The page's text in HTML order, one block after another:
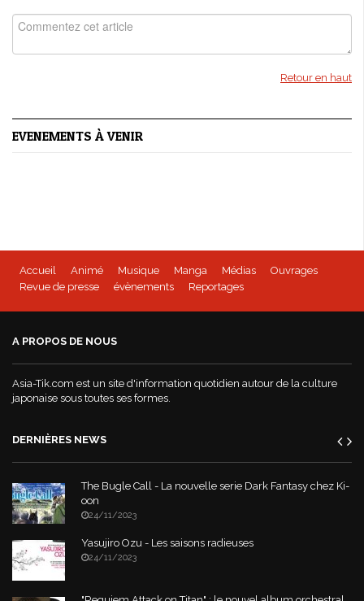
Retour en haut
EVENEMENTS À VENIR
Accueil Animé Musique Manga Médias
Ouvrages
Revue de presse
évènements Reportages
A PROPOS DE NOUS
Asia-Tik.com est un site d'information quotidien autour de la culture
japonaise sous toutes ses formes.
DERNIÈRES NEWS
The Bugle Call - La nouvelle serie Dark Fantasy chez Ki-
oon
24/11/2023
Yasujiro Ozu - Les saisons radieuses
24/11/2023